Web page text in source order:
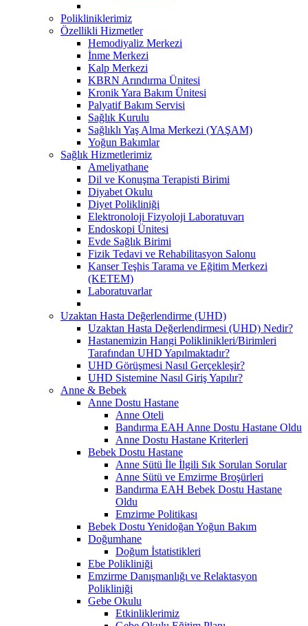
Polikliniklerimiz
Özellikli Hizmetler
Hemodiyaliz Merkezi
İnme Merkezi
Kalp Merkezi
KBRN Arındırma Ünitesi
Kronik Yara Bakım Ünitesi
Palyatif Bakım Servisi
Sağlık Kurulu
Sağlıklı Yaş Alma Merkezi (YAŞAM)
Yoğun Bakımlar
Sağlık Hizmetlerimiz
Ameliyathane
Dil ve Konuşma Terapisti Birimi
Diyabet Okulu
Diyet Polikliniği
Elektronoloji Fizyoloji Laboratuvarı
Endoskopi Ünitesi
Evde Sağlık Birimi
Fizik Tedavi ve Rehabilitasyon Salonu
Kanser Teşhis Tarama ve Eğitim Merkezi
(KETEM)
Laboratuvarlar
Uzaktan Hasta Değerlendirme (UHD)
Uzaktan Hasta Değerlendirmesi (UHD) Nedir?
Hastanemizin Hangi Poliklinikleri/Birimleri
Tarafından UHD Yapılmaktadır?
UHD Görüşmesi Nasıl Gerçekleşir?
UHD Sistemine Nasıl Giriş Yapılır?
Anne & Bebek
Anne Dostu Hastane
Anne Oteli
Bandırma EAH Anne Dostu Hastane Oldu
Anne Dostu Hastane Kriterleri
Bebek Dostu Hastane
Anne Sütü İle İlgili Sık Sorulan Sorular
Anne Sütü ve Emzirme Broşürleri
Bandırma EAH Bebek Dostu Hastane
Oldu
Emzirme Politikası
Bebek Dostu Yenidoğan Yoğun Bakım
Doğumhane
Doğum İstatistikleri
Ebe Polikliniği
Emzirme Danışmanlığı ve Relaktasyon
Polikliniği
Gebe Okulu
Etkinliklerimiz